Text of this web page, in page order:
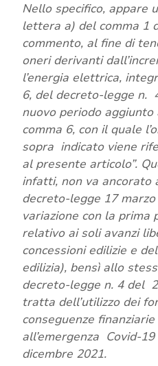
Nello specifico, appare
lettera a) del comma 1
commento, al fine di
oneri derivanti
l’energia elettrica,
6, del decreto-legge n.
nuovo periodo
comma 6, con il quale
sopra indicato viene
al presente articolo”.
infatti, non va ancorato
decreto-legge 17
variazione con la prima
relativo ai soli avanzi
concessioni edilizie e
edilizia), bensì allo
decreto-legge n. 4 del
tratta dell’utilizzo dei
conseguenze
all’emergenza Covid-
dicembre 2021.